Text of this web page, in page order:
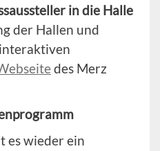
in die Halle
der Hallen und
des Merz
es wieder ein